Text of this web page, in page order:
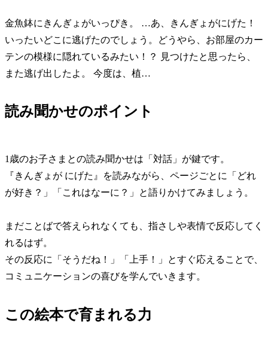
金魚鉢にきんぎょがいっぴき。 …あ、きんぎょがにげた！
いったいどこに逃げたのでしょう。どうやら、お部屋のカー
テンの模様に隠れているみたい！？ 見つけたと思ったら、
また逃げ出したよ。 今度は、植…
読み聞かせのポイント
1歳のお子さまとの読み聞かせは「対話」が鍵です。
『きんぎょが にげた』を読みながら、ページごとに「どれ
が好き？」「これはなーに？」と語りかけてみましょう。
まだことばで答えられなくても、指さしや表情で反応してく
れるはず。
その反応に「そうだね！」「上手！」とすぐ応えることで、
コミュニケーションの喜びを学んでいきます。
この絵本で育まれる力